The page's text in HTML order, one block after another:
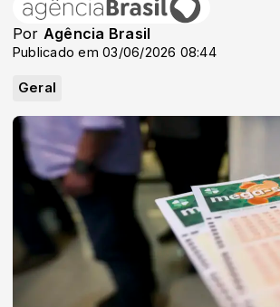
Por Agência Brasil
Publicado em 03/06/2026 08:44
Geral